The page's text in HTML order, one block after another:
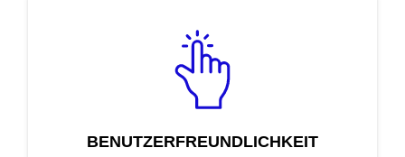
BENUTZERFREUNDLICHKEIT